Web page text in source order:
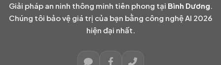
Giải pháp an ninh thông minh tiên phong tại Bình Dương
Chúng tôi bảo vệ giá trị của bạn bằng công nghệ AI 2026
hiện đại nhất.